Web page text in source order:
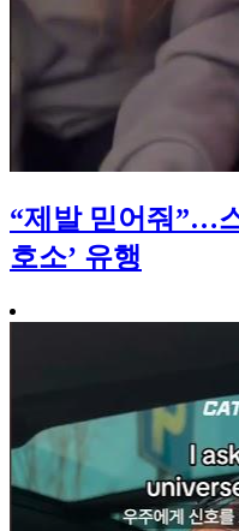
“제발 믿어줘”…
호소’ 유행